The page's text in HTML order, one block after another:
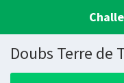
Doubs Terre de